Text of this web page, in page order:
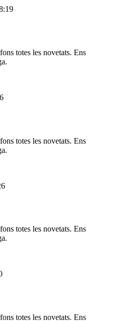
totes les novetats. Ens
totes les novetats. Ens
totes les novetats. Ens
totes les novetats. Ens